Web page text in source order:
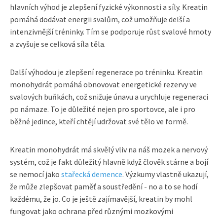
hlavních výhod je zlepšení fyzické výkonnosti a síly. Kreatin
pomáhá dodávat energii svalům, což umožňuje delší a
intenzivnější tréninky. Tím se podporuje růst svalové hmoty
a zvyšuje se celková síla těla.
Další výhodou je zlepšení regenerace po tréninku. Kreatin
monohydrát pomáhá obnovovat energetické rezervy ve
svalových buňkách, což snižuje únavu a urychluje regeneraci
po námaze. To je důležité nejen pro sportovce, ale i pro
běžné jedince, kteří chtějí udržovat své tělo ve formě.
Kreatin monohydrát má skvělý vliv na náš mozek a nervový
systém, což je fakt důležitý hlavně když člověk stárne a bojí
se nemocí jako stařecká demence. Výzkumy vlastně ukazují,
že může zlepšovat paměť a soustředění - no a to se hodí
každému, že jo. Co je ještě zajímavější, kreatin by mohl
fungovat jako ochrana před různými mozkovými